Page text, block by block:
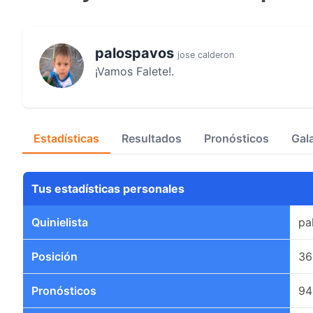
palospavos jose calderon
¡Vamos Falete!.
Estadísticas Resultados Pronósticos
Tus estadísticas personales
Quinielista
Posición
Pronósticos